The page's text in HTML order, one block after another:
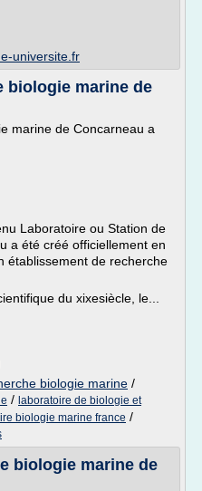
universite.fr
biologie marine de
marine de Concarneau a
Laboratoire ou Station de
a été créé officiellement en
établissement de recherche
du xixesiècle, le...
biologie marine /
/ laboratoire de biologie et
biologie marine france /
biologie marine de